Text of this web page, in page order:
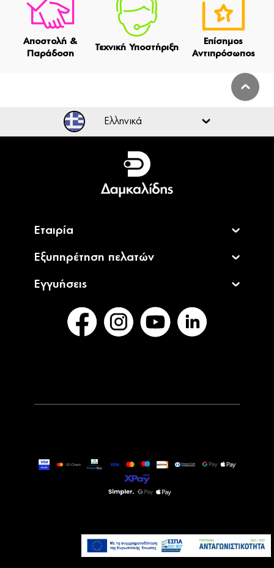
Αποστολή &
Παράδοση
Τεχνική Υποστήριξη
Επίσημος
Αντιπρόσωπος
Προσθήκη στο καλάθι
Ελληνικά
Ελληνικά
English
Εταιρία
Εξυπηρέτηση πελατών
Εγγυήσεις